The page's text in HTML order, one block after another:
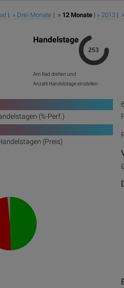
| » Drei Monate | » 12 Monate | » 2013 |
Handelstage
Am Rad drehen und
Anzahl Handelstage einstellen
60
(%-Perf.)
60
(Preis)